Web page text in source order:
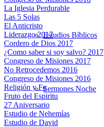
Estudios Bíblicos
Sermones Noche
La Iglesia Perdurable
Las 5 Solas
El Anticristo
Liderazgo 2017
Cordero de Dios 2017
¿Como saber si soy salvo? 2017
Congreso de Misiones 2017
No Retrocedemos 2016
Congreso de Misiones 2016
Religión y Fe
Fruto del Espiritu
27 Aniversario
Estudio de Nehemías
Estudio de David